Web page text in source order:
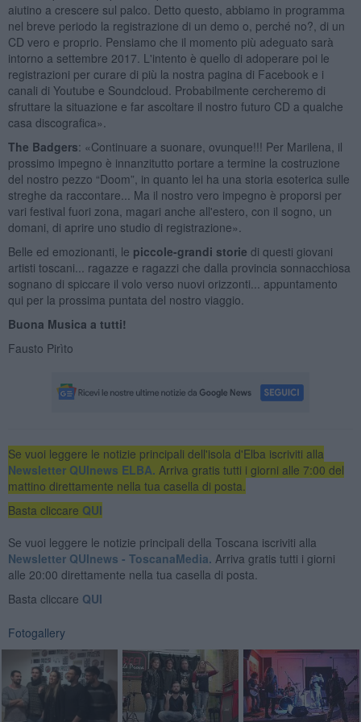
aiutino a crescere sul palco. Detto questo, abbiamo in programma
nel breve periodo la registrazione di un demo o, perché no?, di un
CD vero e proprio. Pensiamo che il momento più adeguato sarà
intorno a settembre 2017. L'intento è quello di adoperare poi le
registrazioni per curare di più la nostra pagina di Facebook e i
canali di Youtube e Soundcloud. Probabilmente cercheremo di
sfruttare la situazione e far ascoltare il nostro futuro CD a qualche
casa discografica».
The Badgers: «Continuare a suonare, ovunque!!! Per Marilena, il
prossimo impegno è innanzitutto portare a termine la costruzione
del nostro pezzo “Doom”, in quanto lei ha una storia esoterica sulle
streghe da raccontare... Ma il nostro vero impegno è proporsi per
vari festival fuori zona, magari anche all'estero, con il sogno, un
domani, di aprire uno studio di registrazione».
Belle ed emozionanti, le piccole-grandi storie di questi giovani
artisti toscani... ragazze e ragazzi che dalla provincia sonnacchiosa
sognano di spiccare il volo verso nuovi orizzonti... appuntamento
qui per la prossima puntata del nostro viaggio.
Buona Musica a tutti!
Fausto Pirìto
Se vuoi leggere le notizie principali dell'isola d'Elba iscriviti alla
Newsletter QUInews ELBA. Arriva gratis tutti i giorni alle 7:00 del
mattino direttamente nella tua casella di posta.
Basta cliccare QUI
Se vuoi leggere le notizie principali della Toscana iscriviti alla
Newsletter QUInews - ToscanaMedia. Arriva gratis tutti i giorni
alle 20:00 direttamente nella tua casella di posta.
Basta cliccare QUI
Fotogallery